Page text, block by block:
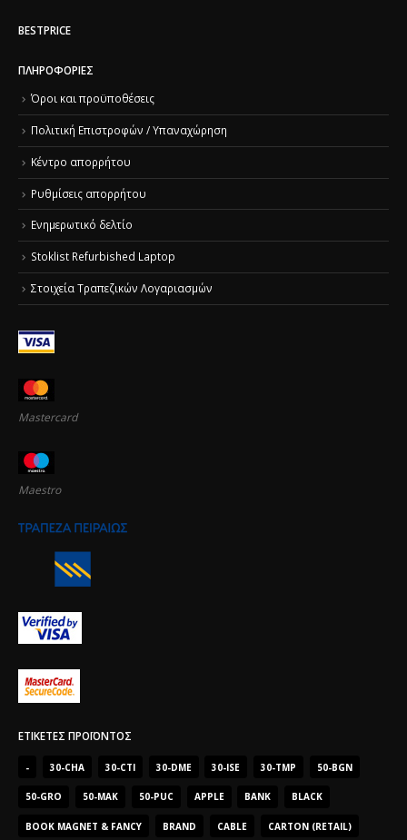
BESTPRICE
ΠΛΗΡΟΦΟΡΊΕΣ
Όροι και προϋποθέσεις
Πολιτική Επιστροφών / Υπαναχώρηση
Κέντρο απορρήτου
Ρυθμίσεις απορρήτου
Ενημερωτικό δελτίο
Stoklist Refurbished Laptop
Στοιχεία Τραπεζικών Λογαριασμών
Mastercard
Maestro
ΕΤΙΚΈΤΕΣ ΠΡΟΪΌΝΤΟΣ
- 30-CHA 30-CTI 30-DME 30-ISE 30-TMP 50-BGN
50-GRO 50-MAK 50-PUC APPLE BANK BLACK
BOOK MAGNET & FANCY BRAND CABLE CARTON (RETAIL)